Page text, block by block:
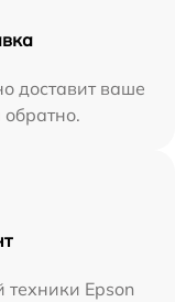
доставит ваше
обратно.
техники Epson